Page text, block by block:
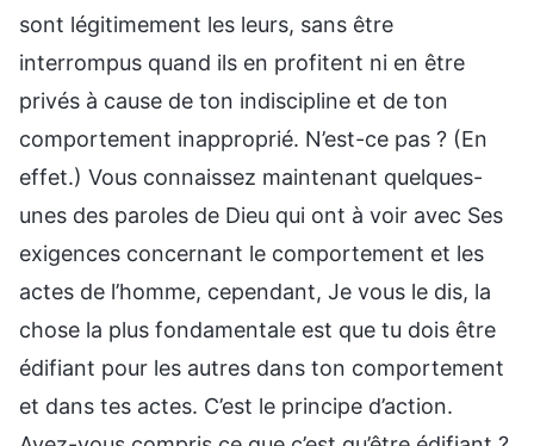
sont légitimement les leurs, sans être
interrompus quand ils en profitent ni en être
privés à cause de ton indiscipline et de ton
comportement inapproprié. N’est-ce pas ? (En
effet.) Vous connaissez maintenant quelques-
unes des paroles de Dieu qui ont à voir avec Ses
exigences concernant le comportement et les
actes de l’homme, cependant, Je vous le dis, la
chose la plus fondamentale est que tu dois être
édifiant pour les autres dans ton comportement
et dans tes actes. C’est le principe d’action.